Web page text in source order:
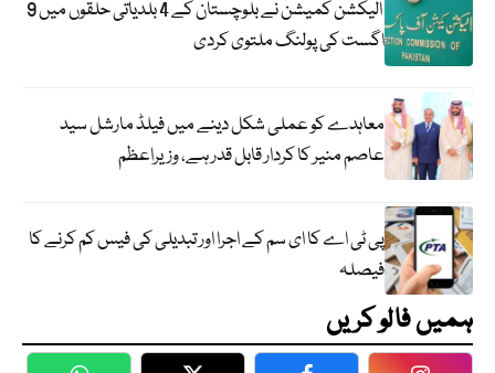
الیکشن کمیشن نے بلوچستان کے 4 بلدیاتی حلقوں میں 9
اگست کی پولنگ ملتوی کردی
معاہدے کو عملی شکل دینے میں فیلڈ مارشل سید
عاصم منیر کا کردار قابل قدر ہے، وزیراعظم
پی ٹی اے کا ای سم کے اجرا اور تبدیلی کی فیس کم کرنے کا
فیصلہ
ہمیں فالو کریں